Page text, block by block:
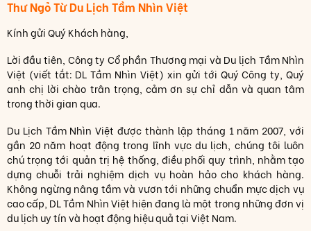
Thư Ngỏ Từ Du Lịch Tầm Nhìn Việt
Kính gửi Quý Khách hàng,
Lời đầu tiên, Công ty Cổ phần Thương mại và Du lịch Tầm Nhìn
Việt (viết tắt: DL Tầm Nhìn Việt) xin gửi tới Quý Công ty, Quý
anh chị lời chào trân trọng, cảm ơn sự chỉ dẫn và quan tâm
trong thời gian qua.
Du Lịch Tầm Nhìn Việt được thành lập tháng 1 năm 2007, với
gần 20 năm hoạt động trong lĩnh vực du lịch, chúng tôi luôn
chú trọng tới quản trị hệ thống, điều phối quy trình, nhằm tạo
dựng chuỗi trải nghiệm dịch vụ hoàn hảo cho khách hàng.
Không ngừng nâng tầm và vươn tới những chuẩn mực dịch vụ
cao cấp, DL Tầm Nhìn Việt hiện đang là một trong những đơn vị
du lịch uy tín và hoạt động hiệu quả tại Việt Nam.